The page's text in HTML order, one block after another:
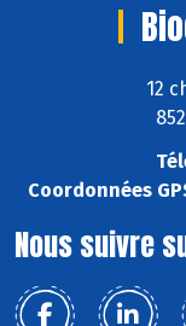
12
Coordonnées
Nous suivre